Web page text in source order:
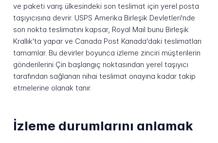
ve paketi varış ülkesindeki son teslimat için yerel posta
taşıyıcısına devrir. USPS Amerika Birleşik Devletleri'nde
son nokta teslimatını kapsar, Royal Mail bunu Birleşik
Krallık'ta yapar ve Canada Post Kanada'daki teslimatları
tamamlar. Bu devirler boyunca izleme zinciri müşterilerin
gönderilerini Çin başlangıç noktasından yerel taşıyıcı
tarafından sağlanan nihai teslimat onayına kadar takip
etmelerine olanak tanır.
İzleme durumlarını anlamak